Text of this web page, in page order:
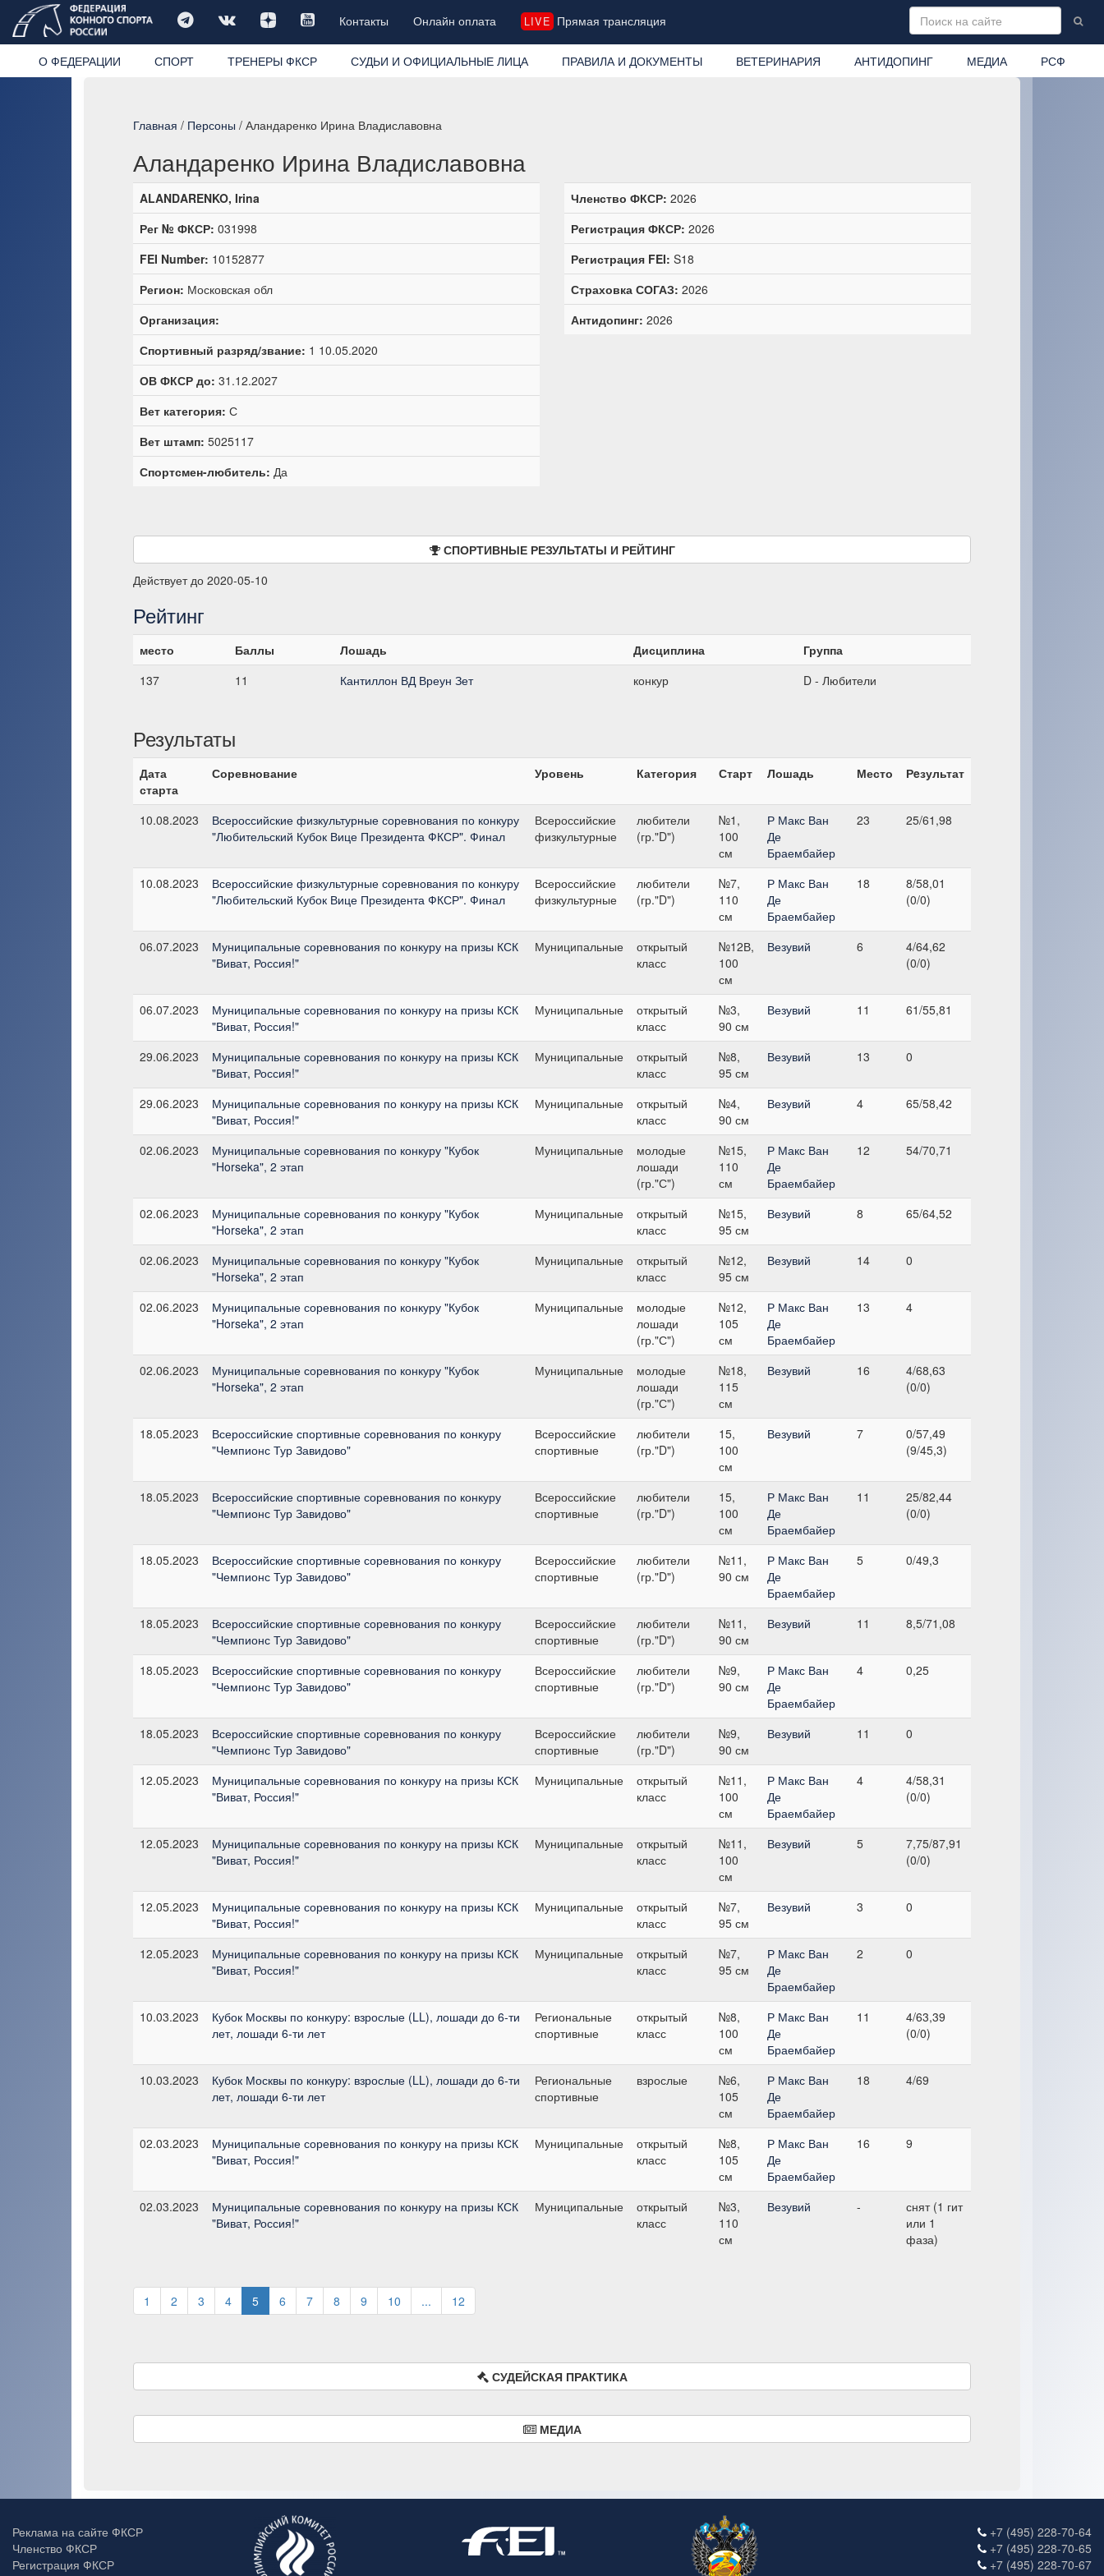
Контакты Онлайн оплата LIVE Прямая трансляция
О ФЕДЕРАЦИИ СПОРТ ТРЕНЕРЫ ФКСР СУДЬИ И ОФИЦИАЛЬНЫЕ ЛИЦА ПРАВИЛА И ДОКУМЕНТЫ ВЕТЕРИНАРИЯ АНТИДОПИНГ МЕДИА РСФ
Главная / Персоны / Аландаренко Ирина Владиславовна
Аландаренко Ирина Владиславовна
ALANDARENKO, Irina
Рег № ФКСР: 031998
FEI Number: 10152877
Регион: Московская обл
Организация:
Спортивный разряд/звание: 1 10.05.2020
ОВ ФКСР до: 31.12.2027
Вет категория: С
Вет штамп: 5025117
Спортсмен-любитель: Да
Членство ФКСР: 2026
Регистрация ФКСР: 2026
Регистрация FEI: S18
Страховка СОГАЗ: 2026
Антидопинг: 2026
СПОРТИВНЫЕ РЕЗУЛЬТАТЫ И РЕЙТИНГ
Действует до 2020-05-10
Рейтинг
место Баллы Лошадь Дисциплина
Группа
137
11 Кантиллон ВД Вреун Зет конкур D - Любители
Результаты
Дата
старта
Соревнование Уровень Категория Старт Лошадь Место Рeзультат
10.08.2023
Всероссийские физкультурные соревнования по конкуру
"Любительский Кубок Вице Президента ФКСР". Финал
Всероссийские
физкультурные
любители
(гр."D")
№1,
100
см
Р Макс Ван
Де
Браембайер
23 25/61,98
10.08.2023
Всероссийские физкультурные соревнования по конкуру
"Любительский Кубок Вице Президента ФКСР". Финал
Всероссийские
физкультурные
любители
(гр."D")
№7,
110
см
Р Макс Ван
Де
Браембайер
18
8/58,01
(0/0)
06.07.2023
Муниципальные соревнования по конкуру на призы КСК
"Виват, Россия!"
Муниципальные
открытый
класс
№12В,
100
см
Везувий 6
4/64,62
(0/0)
06.07.2023
Муниципальные соревнования по конкуру на призы КСК
"Виват, Россия!"
Муниципальные
открытый
класс
№3,
90 см
Везувий 11 61/55,81
29.06.2023
Муниципальные соревнования по конкуру на призы КСК
"Виват, Россия!"
Муниципальные
открытый
класс
№8,
95 см
Везувий 13 0
29.06.2023
Муниципальные соревнования по конкуру на призы КСК
"Виват, Россия!"
Муниципальные
открытый
класс
№4,
90 см
Везувий 4 65/58,42
02.06.2023
Муниципальные соревнования по конкуру "Кубок
"Horseka", 2 этап
Муниципальные
молодые
лошади
(гр."С")
№15,
110
см
Р Макс Ван
Де
Браембайер
12 54/70,71
02.06.2023
Муниципальные соревнования по конкуру "Кубок
"Horseka", 2 этап
Муниципальные
открытый
класс
№15,
95 см
Везувий 8 65/64,52
02.06.2023
Муниципальные соревнования по конкуру "Кубок
"Horseka", 2 этап
Муниципальные
открытый
класс
№12,
95 см
Везувий 14 0
02.06.2023
Муниципальные соревнования по конкуру "Кубок
"Horseka", 2 этап
Муниципальные
молодые
лошади
(гр."С")
№12,
105
см
Р Макс Ван
Де
Браембайер
13 4
02.06.2023
Муниципальные соревнования по конкуру "Кубок
"Horseka", 2 этап
Муниципальные
молодые
лошади
(гр."С")
№18,
115
см
Везувий 16
4/68,63
(0/0)
18.05.2023
Всероссийские спортивные соревнования по конкуру
"Чемпионс Тур Завидово"
Всероссийские
спортивные
любители
(гр."D")
15,
100
см
Везувий 7
0/57,49
(9/45,3)
18.05.2023
Всероссийские спортивные соревнования по конкуру
"Чемпионс Тур Завидово"
Всероссийские
спортивные
любители
(гр."D")
15,
100
см
Р Макс Ван
Де
Браембайер
11
25/82,44
(0/0)
18.05.2023
Всероссийские спортивные соревнования по конкуру
"Чемпионс Тур Завидово"
Всероссийские
спортивные
любители
(гр."D")
№11,
90 см
Р Макс Ван
Де
Браембайер
5 0/49,3
18.05.2023
Всероссийские спортивные соревнования по конкуру
"Чемпионс Тур Завидово"
Всероссийские
спортивные
любители
(гр."D")
№11,
90 см
Везувий 11 8,5/71,08
18.05.2023
Всероссийские спортивные соревнования по конкуру
"Чемпионс Тур Завидово"
Всероссийские
спортивные
любители
(гр."D")
№9,
90 см
Р Макс Ван
Де
Браембайер
4 0,25
18.05.2023
Всероссийские спортивные соревнования по конкуру
"Чемпионс Тур Завидово"
Всероссийские
спортивные
любители
(гр."D")
№9,
90 см
Везувий 11 0
12.05.2023
Муниципальные соревнования по конкуру на призы КСК
"Виват, Россия!"
Муниципальные
открытый
класс
№11,
100
см
Р Макс Ван
Де
Браембайер
4
4/58,31
(0/0)
12.05.2023
Муниципальные соревнования по конкуру на призы КСК
"Виват, Россия!"
Муниципальные
открытый
класс
№11,
100
см
Везувий 5
7,75/87,91
(0/0)
12.05.2023
Муниципальные соревнования по конкуру на призы КСК
"Виват, Россия!"
Муниципальные
открытый
класс
№7,
95 см
Везувий 3 0
12.05.2023
Муниципальные соревнования по конкуру на призы КСК
"Виват, Россия!"
Муниципальные
открытый
класс
№7,
95 см
Р Макс Ван
Де
Браембайер
2 0
10.03.2023
Кубок Москвы по конкуру: взрослые (LL), лошади до 6-ти
лет, лошади 6-ти лет
Региональные
спортивные
открытый
класс
№8,
100
см
Р Макс Ван
Де
Браембайер
11
4/63,39
(0/0)
10.03.2023
Кубок Москвы по конкуру: взрослые (LL), лошади до 6-ти
лет, лошади 6-ти лет
Региональные
спортивные
взрослые
№6,
105
см
Р Макс Ван
Де
Браембайер
18 4/69
02.03.2023
Муниципальные соревнования по конкуру на призы КСК
"Виват, Россия!"
Муниципальные
открытый
класс
№8,
105
см
Р Макс Ван
Де
Браембайер
16 9
02.03.2023
Муниципальные соревнования по конкуру на призы КСК
"Виват, Россия!"
Муниципальные
открытый
класс
№3,
110
см
Везувий -
снят (1 гит
или 1
фаза)
1 2 3 4 5 6 7 8 9 10 ... 12
СУДЕЙСКАЯ ПРАКТИКА
МЕДИА
Реклама на сайте ФКСР
Членство ФКСР
Регистрация ФКСР
+7 (495) 228-70-64
+7 (495) 228-70-65
+7 (495) 228-70-67